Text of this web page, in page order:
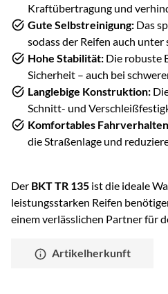
Kraftübertragung und
Gute Selbstreinigung: Das
sodass der Reifen auch
Hohe Stabilität: Die robuste
Sicherheit – auch bei
Langlebige Konstruktion:
Schnitt- und
Komfortables
die Straßenlage und
Der BKT TR 135 ist die ideale
leistungsstarken Reifen
einem verlässlichen Partner für
Artikelherkunft